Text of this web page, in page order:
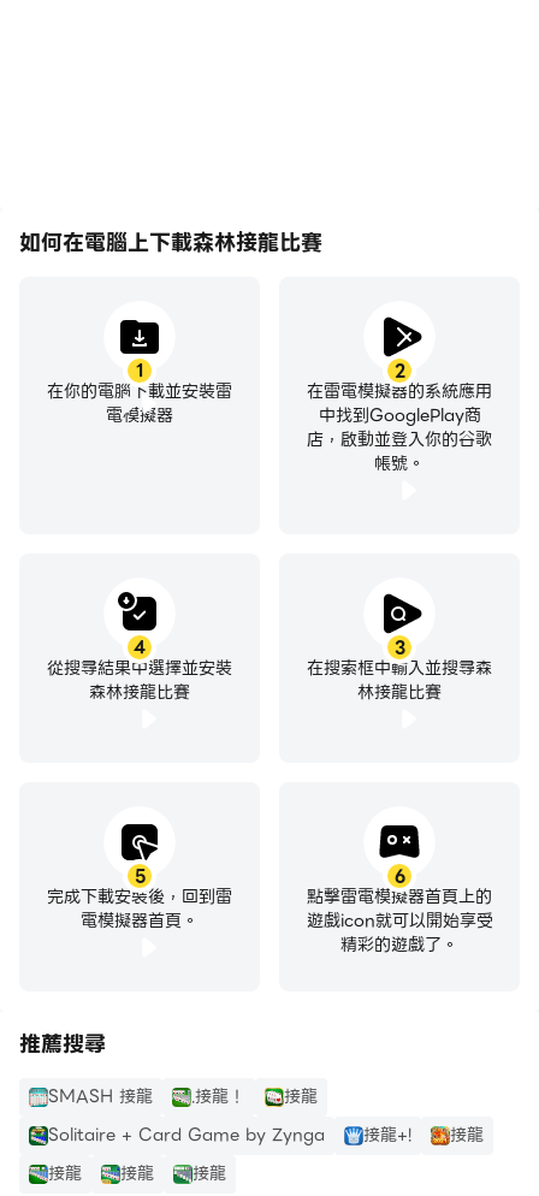
如何在電腦上下載森林接龍比賽
1
在你的電腦下載並安裝雷
電模擬器
2
在雷電模擬器的系統應用
中找到GooglePlay商
店，啟動並登入你的谷歌
帳號。
3
在搜索框中輸入並搜尋森
林接龍比賽
4
從搜尋結果中選擇並安裝
森林接龍比賽
5
完成下載安裝後，回到雷
電模擬器首頁。
6
點擊雷電模擬器首頁上的
遊戲icon就可以開始享受
精彩的遊戲了。
推薦搜尋
SMASH 接龍 .接龍！
接龍
Solitaire + Card Game by Zynga
接龍+!
接龍
接龍
接龍 接龍